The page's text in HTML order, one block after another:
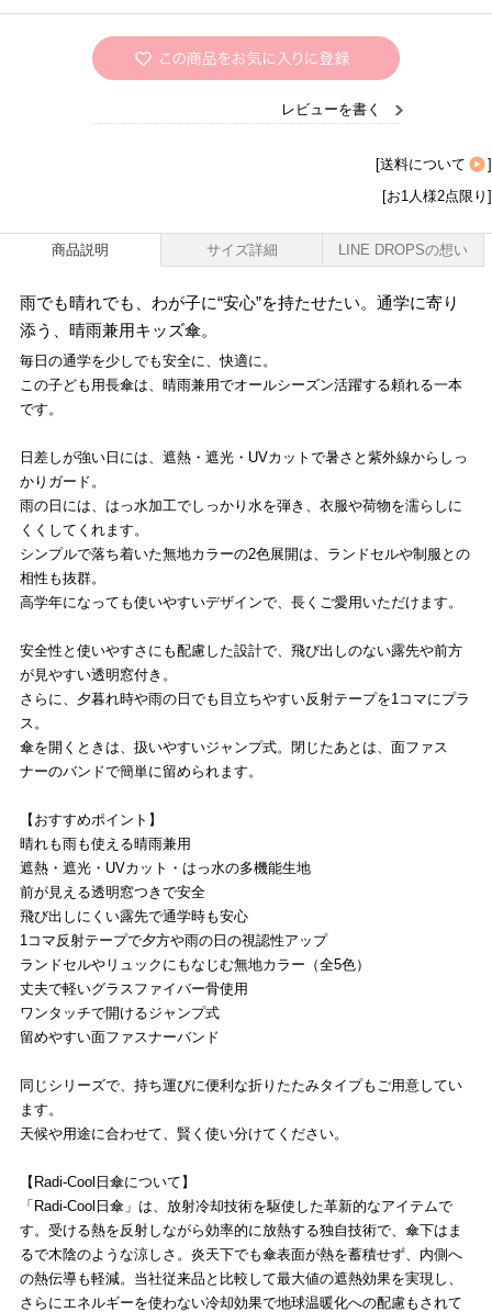
レビューを書く
[送料について
]
[お1人様2点限り]
商品説明 サイズ詳細 LINE DROPSの想い
雨でも晴れでも、わが子に“安心”を持たせたい。通学に寄り
添う、晴雨兼用キッズ傘。
毎日の通学を少しでも安全に、快適に。
この子ども用長傘は、晴雨兼用でオールシーズン活躍する頼れる一本
です。
日差しが強い日には、遮熱・遮光・UVカットで暑さと紫外線からしっ
かりガード。
雨の日には、はっ水加工でしっかり水を弾き、衣服や荷物を濡らしに
くくしてくれます。
シンプルで落ち着いた無地カラーの2色展開は、ランドセルや制服との
相性も抜群。
高学年になっても使いやすいデザインで、長くご愛用いただけます。
安全性と使いやすさにも配慮した設計で、飛び出しのない露先や前方
が見やすい透明窓付き。
さらに、夕暮れ時や雨の日でも目立ちやすい反射テープを1コマにプラ
ス。
傘を開くときは、扱いやすいジャンプ式。閉じたあとは、面ファス
ナーのバンドで簡単に留められます。
【おすすめポイント】
晴れも雨も使える晴雨兼用
遮熱・遮光・UVカット・はっ水の多機能生地
前が見える透明窓つきで安全
飛び出しにくい露先で通学時も安心
1コマ反射テープで夕方や雨の日の視認性アップ
ランドセルやリュックにもなじむ無地カラー（全5色）
丈夫で軽いグラスファイバー骨使用
ワンタッチで開けるジャンプ式
留めやすい面ファスナーバンド
同じシリーズで、持ち運びに便利な折りたたみタイプもご用意してい
ます。
天候や用途に合わせて、賢く使い分けてください。
【Radi-Cool日傘について】
「Radi-Cool日傘」は、放射冷却技術を駆使した革新的なアイテムで
す。受ける熱を反射しながら効率的に放熱する独自技術で、傘下はま
るで木陰のような涼しさ。炎天下でも傘表面が熱を蓄積せず、内側へ
の熱伝導も軽減。当社従来品と比較して最大値の遮熱効果を実現し、
さらにエネルギーを使わない冷却効果で地球温暖化への配慮もされて